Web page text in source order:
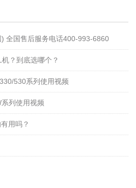
全国售后服务电话400-993-6860
？到底选哪个？
530系列使用视频
列使用视频
用吗？